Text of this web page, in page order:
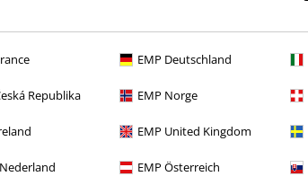
EMP Deutschland
Republika EMP Norge
EMP United Kingdom
EMP Österreich
Garden 1975 Led Zeppelin